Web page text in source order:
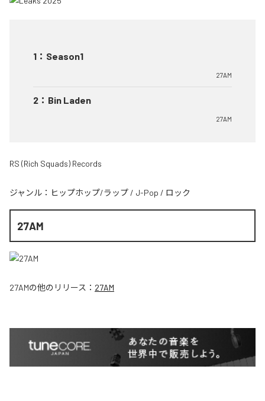
1 ： Season1
27AM
2 ： Bin Laden
27AM
RS (Rich Squads) Records
ジャンル： ヒップホップ/ラップ / J-Pop / ロック
27AM
27AMの他のリリース： 27AM